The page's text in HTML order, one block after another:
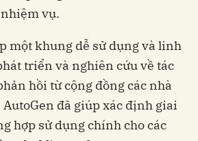
vụ.
một khung dễ sử dụng và linh
triển và nghiên cứu về tác
hồi từ cộng đồng các nhà
đã giúp xác định giai
hợp sử dụng chính cho các